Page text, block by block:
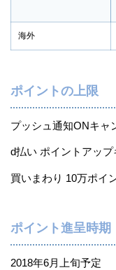
海外
ポイントの上限
プッシュ通知ONキャ
d払い ポイントアッ
買いまわり 10万ポイ
ポイント進呈時期
2018年6月上旬予定